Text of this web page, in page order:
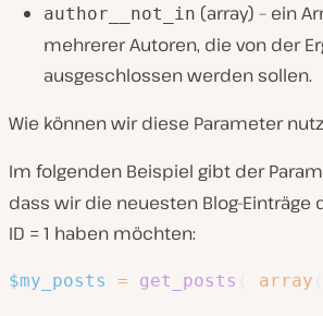
author__not_in (array) – ein
mehrerer Autoren, die von der
ausgeschlossen werden sollen.
Wie können wir diese Parameter
Im folgenden Beispiel gibt der
dass wir die neuesten Blog-Einträge
ID = 1 haben möchten:
$my_posts = get_posts array